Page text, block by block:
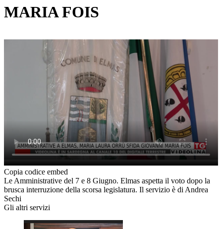
MARIA FOIS
Copia codice embed
Le Amministrative del 7 e 8 Giugno. Elmas aspetta il voto dopo la
brusca interruzione della scorsa legislatura. Il servizio è di Andrea
Sechi
Gli altri servizi